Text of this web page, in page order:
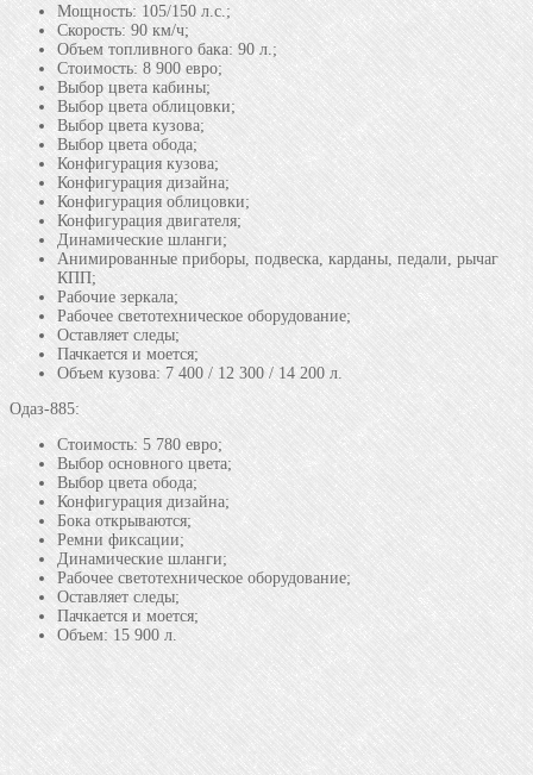
Мощность: 105/150 л.с.;
Скорость: 90 км/ч;
Объем топливного бака: 90 л.;
Стоимость: 8 900 евро;
Выбор цвета кабины;
Выбор цвета облицовки;
Выбор цвета кузова;
Выбор цвета обода;
Конфигурация кузова;
Конфигурация дизайна;
Конфигурация облицовки;
Конфигурация двигателя;
Динамические шланги;
Анимированные приборы, подвеска, карданы, педали, рычаг
КПП;
Рабочие зеркала;
Рабочее светотехническое оборудование;
Оставляет следы;
Пачкается и моется;
Объем кузова: 7 400 / 12 300 / 14 200 л.
Одаз-885:
Стоимость: 5 780 евро;
Выбор основного цвета;
Выбор цвета обода;
Конфигурация дизайна;
Бока открываются;
Ремни фиксации;
Динамические шланги;
Рабочее светотехническое оборудование;
Оставляет следы;
Пачкается и моется;
Объем: 15 900 л.